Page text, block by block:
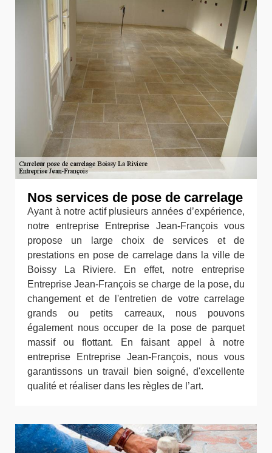
Nos services de pose de carrelage
Ayant à notre actif plusieurs années d’expérience,
notre entreprise Entreprise Jean-François vous
propose un large choix de services et de
prestations en pose de carrelage dans la ville de
Boissy La Riviere. En effet, notre entreprise
Entreprise Jean-François se charge de la pose, du
changement et de l'entretien de votre carrelage
grands ou petits carreaux, nous pouvons
également nous occuper de la pose de parquet
massif ou flottant. En faisant appel à notre
entreprise Entreprise Jean-François, nous vous
garantissons un travail bien soigné, d'excellente
qualité et réaliser dans les règles de l’art.